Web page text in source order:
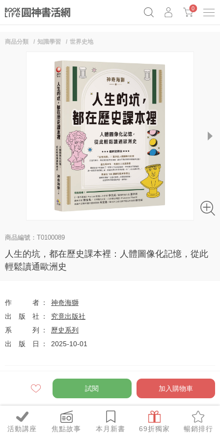
Netflix話題章魚小說！
0
活動講座 焦點故事 本月新書 69折獨家 暢銷排行
商品分類 知識學習 世界史地
next
商品編號：T0100089
人生的坑，都在歷史課本裡：人體圖像化記憶，從此
輕鬆讀通歐洲史
作者
神奇海獅
出版社
究竟出版社
系列
歷史系列
出版日
2025-10-01
定價 $360
79折$284元
試閱 加入購物車